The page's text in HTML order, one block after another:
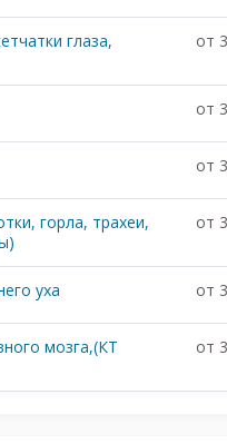
глаза,
от
от
от
горла, трахеи,
от
уха от
мозга,(КТ
от